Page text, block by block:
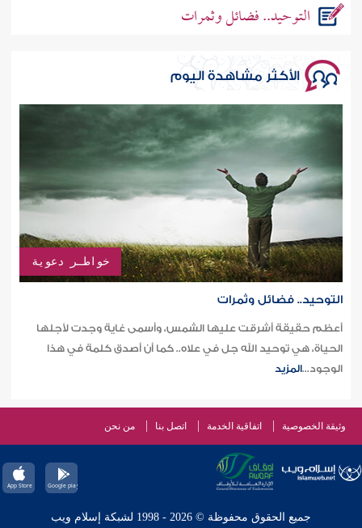
التوحيد.. فضائل وثمرات
الأكثر مشاهدة اليوم
خواطـر دعوية
التوحيد.. فضائل وثمرات
أعظم حقيقة أشرقت عليها الشمس، وأسمى غاية وجدت لأجلها
الحياة، هي توحيد الله جل في علاه.. كما أن أصدق كلمة في هذا
الوجود...المزيد
وثيقة الخصوصية اتفاقية الخدمة اتصل بنا من نحن
جميع الحقوق محفوظة © 2026 - 1998 لشبكة إسلام ويب